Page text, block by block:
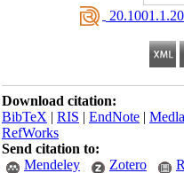
Download citation:
BibTeX|RIS|EndNote|
RefWorks
Send citation to:
Mendeley
Zotero